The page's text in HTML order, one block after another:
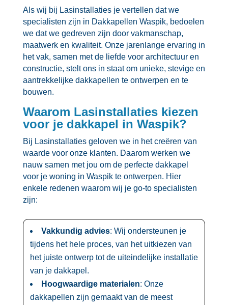
Als wij bij Lasinstallaties je vertellen dat we
specialisten zijn in Dakkapellen Waspik, bedoelen
we dat we gedreven zijn door vakmanschap,
maatwerk en kwaliteit.​ Onze jarenlange ervaring in
het vak, samen met de liefde voor architectuur en
constructie, stelt ons in staat om unieke, stevige en
aantrekkelijke dakkapellen te ontwerpen en te
bouwen.​
Waarom Lasinstallaties kiezen
voor je dakkapel in Waspik?
Bij Lasinstallaties geloven we in het creëren van
waarde voor onze klanten.​ Daarom werken we
nauw samen met jou om de perfecte dakkapel
voor je woning in Waspik te ontwerpen.​ Hier
enkele redenen waarom wij je go-to specialisten
zijn:
Vakkundig advies: Wij ondersteunen je
tijdens het hele proces, van het uitkiezen van
het juiste ontwerp tot de uiteindelijke installatie
van je dakkapel.​
Hoogwaardige materialen: Onze
dakkapellen zijn gemaakt van de meest